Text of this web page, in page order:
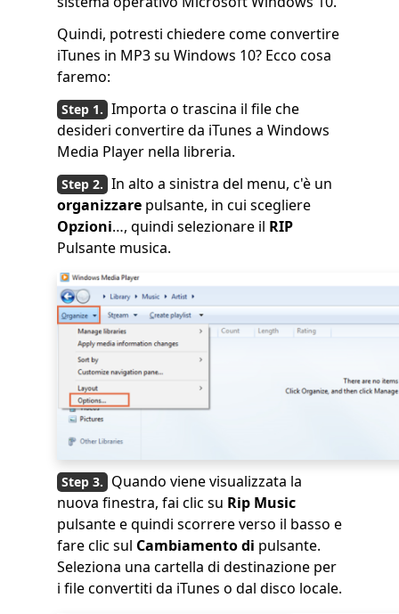
Quindi, potresti chiedere come convertire
iTunes in MP3 su Windows 10? Ecco cosa
faremo:
Importa o trascina il file che
desideri convertire da iTunes a Windows
Media Player nella libreria.
In alto a sinistra del menu, c'è un
organizzare pulsante, in cui scegliere
Opzioni…, quindi selezionare il RIP
Pulsante musica.
Quando viene visualizzata la
nuova finestra, fai clic su Rip Music
pulsante e quindi scorrere verso il basso e
fare clic sul Cambiamento di pulsante.
Seleziona una cartella di destinazione per
i file convertiti da iTunes o dal disco locale.